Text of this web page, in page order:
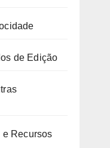
de Edição
Recursos